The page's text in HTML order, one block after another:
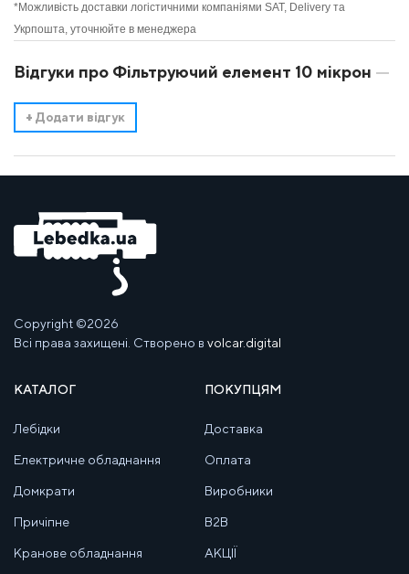
*Можливість доставки логістичними компаніями SAT, Delivery та
Укрпошта, уточнюйте в менеджера
Відгуки про Фільтруючий елемент 10 мікрон
+ Додати відгук
Copyright ©2026
Всі права захищені. Створено в volcar.digital
КАТАЛОГ
Лебідки
Електричне обладнання
Домкрати
Причіпне
Кранове обладнання
ПОКУПЦЯМ
Доставка
Оплата
Виробники
B2B
АКЦІЇ